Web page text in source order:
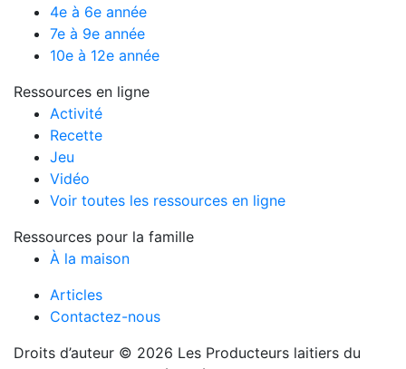
4e à 6e année
7e à 9e année
10e à 12e année
Ressources en ligne
Activité
Recette
Jeu
Vidéo
Voir toutes les ressources en ligne
Ressources pour la famille
À la maison
Droits d’auteur © 2026 Les Producteurs laitiers du
Articles
Contactez-nous